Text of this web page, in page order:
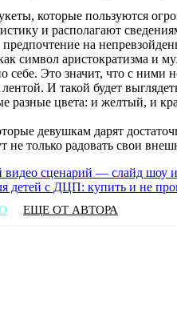
которые пользуются
и располагают
на
символ аристократизма и
себе. Это значит, что с
И такой будет
разные цвета: и желтый, и
девушкам дарят
не только радовать свои
сценарий — слайд шоу
детей с ДЦП: купить и не
ЕЩЕ ОТ АВТОРА